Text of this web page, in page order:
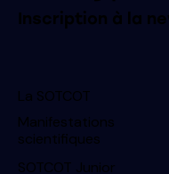
Inscription à la
La SOTCOT
Manifestations
scientifiques
SOTCOT Junior